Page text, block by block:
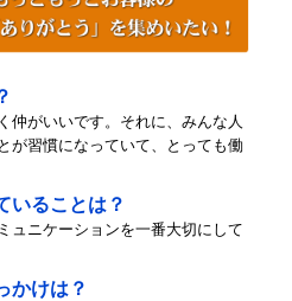
仲がいいです。それに、みんな人
が習慣になっていて、とっても働
いることは？
ュニケーションを一番大切にして
かけは？